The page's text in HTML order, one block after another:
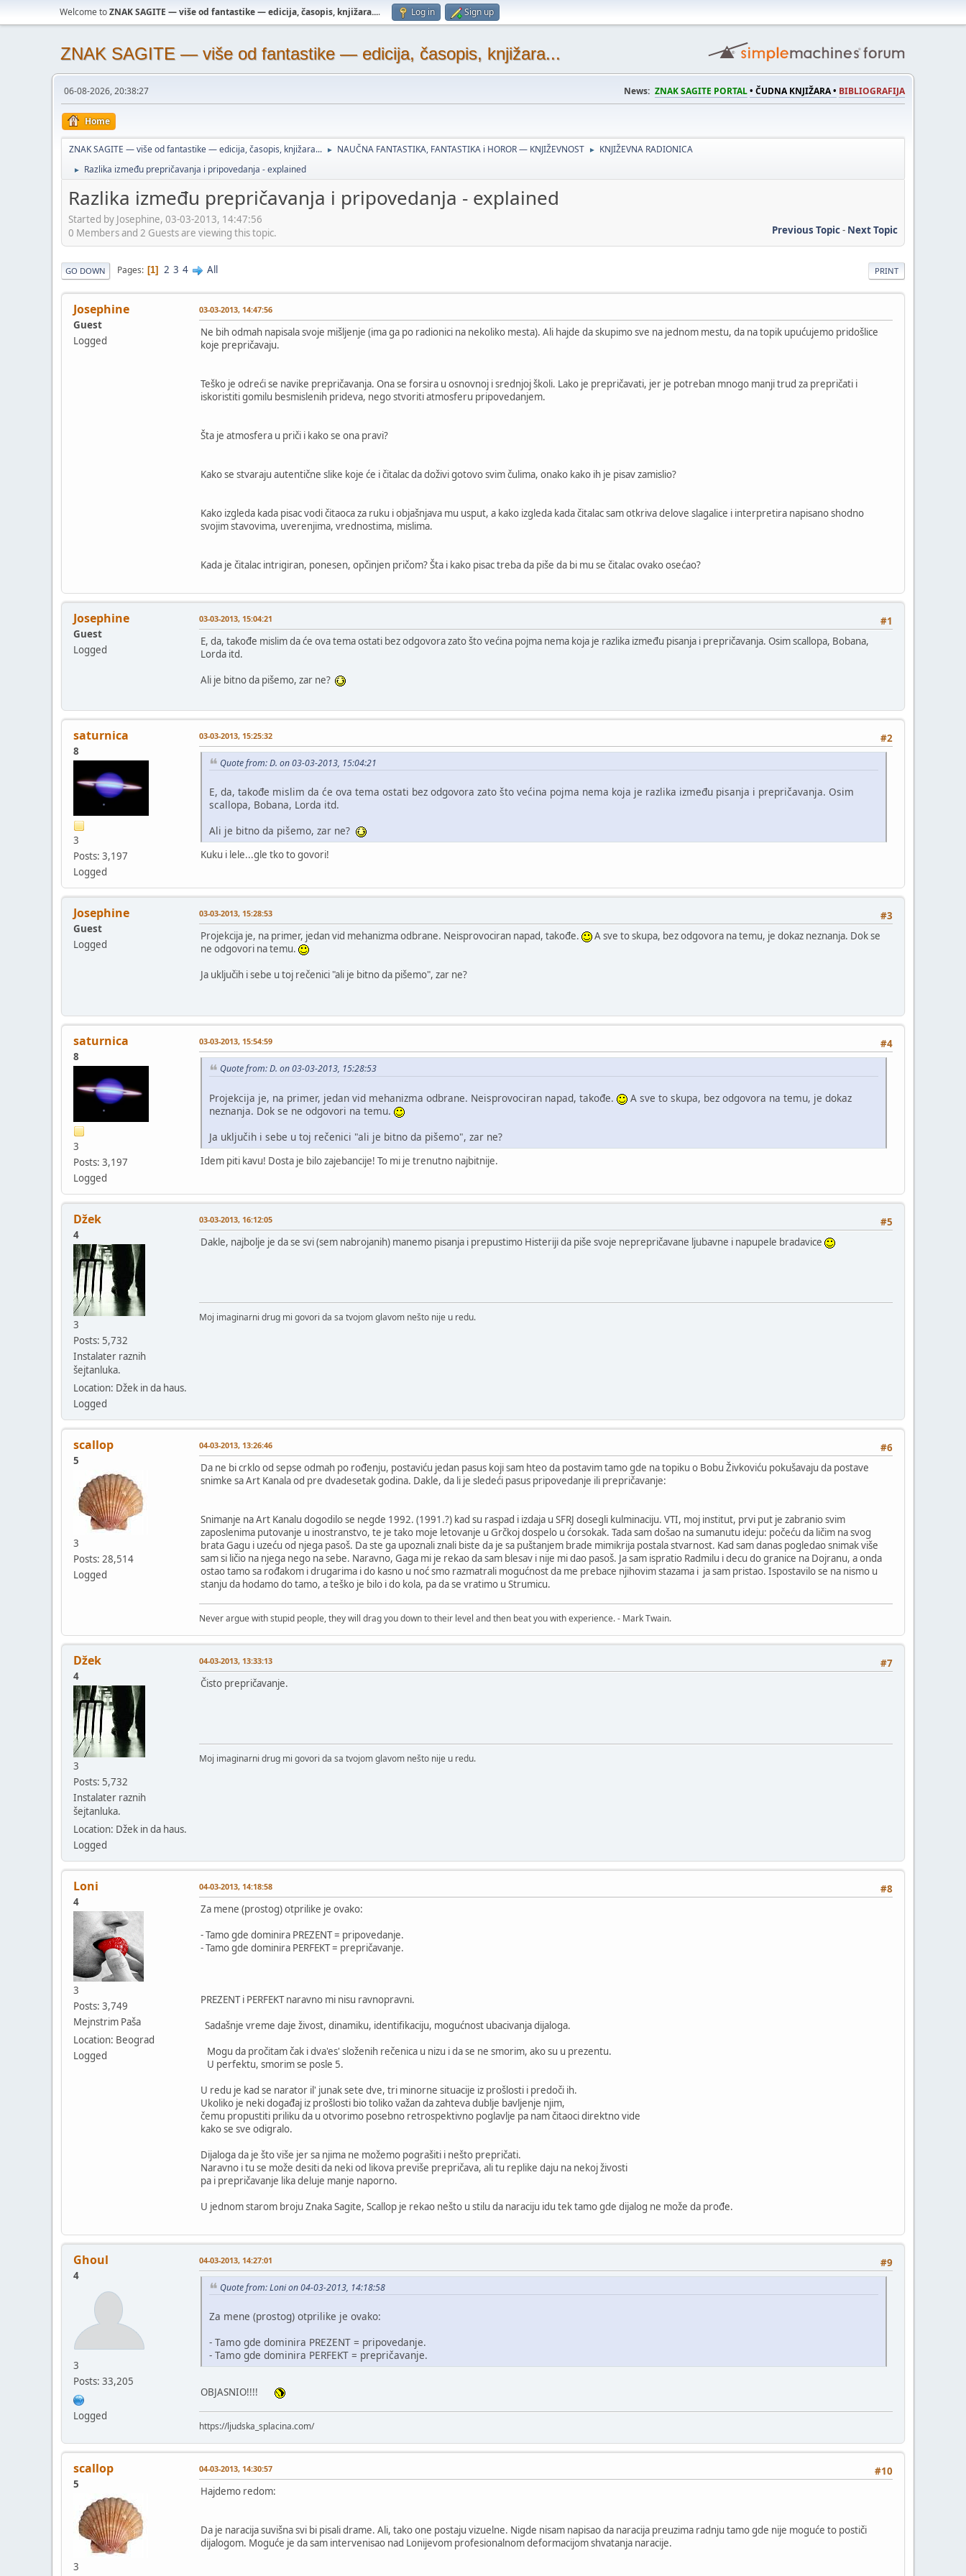
Welcome toZNAK SAGITE — više od fantastike — edicija, časopis, knjižara.... Log in Sign up
ZNAK SAGITE — više od fantastike — edicija, časopis, knjižara...
06-08-2026, 20:38:27 News: ZNAK SAGITE PORTAL• ČUDNA KNJIŽARA • BIBLIOGRAFIJA
Home
ZNAK SAGITE — više od fantastike — edicija, časopis, knjižara... ► NAUČNA FANTASTIKA, FANTASTIKA i HOROR — KNJIŽEVNOST ► KNJIŽEVNA RADIONICA
► Razlika između prepričavanja i pripovedanja - explained
Razlika između prepričavanja i pripovedanja - explained
Started by Josephine, 03-03-2013, 14:47:56
Previous Topic- Next Topic
0 Members and 2 Guests are viewing this topic.
PRINT
GO DOWN Pages 1 2 3 4 All
Josephine
Guest
Logged
03-03-2013, 14:47:56
Ne bih odmah napisala svoje mišljenje (ima ga po radionici na nekoliko mesta). Ali hajde da skupimo sve na jednom mestu, da na topik upućujemo pridošlice
koje prepričavaju.
Teško je odreći se navike prepričavanja. Ona se forsira u osnovnoj i srednjoj školi. Lako je prepričavati, jer je potreban mnogo manji trud za prepričati i
iskoristiti gomilu besmislenih prideva, nego stvoriti atmosferu pripovedanjem.
Šta je atmosfera u priči i kako se ona pravi?
Kako se stvaraju autentične slike koje će i čitalac da doživi gotovo svim čulima, onako kako ih je pisav zamislio?
Kako izgleda kada pisac vodi čitaoca za ruku i objašnjava mu usput, a kako izgleda kada čitalac sam otkriva delove slagalice i interpretira napisano shodno
svojim stavovima, uverenjima, vrednostima, mislima.
Kada je čitalac intrigiran, ponesen, opčinjen pričom? Šta i kako pisac treba da piše da bi mu se čitalac ovako osećao?
Josephine
Guest
Logged
#1
03-03-2013, 15:04:21
E, da, takođe mislim da će ova tema ostati bez odgovora zato što većina pojma nema koja je razlika između pisanja i prepričavanja. Osim scallopa, Bobana,
Lorda itd.
Ali je bitno da pišemo, zar ne?
saturnica
8
3
Posts: 3,197
Logged
#2
03-03-2013, 15:25:32
Quote from: D. on 03-03-2013, 15:04:21
E, da, takođe mislim da će ova tema ostati bez odgovora zato što većina pojma nema koja je razlika između pisanja i prepričavanja. Osim
scallopa, Bobana, Lorda itd.
Ali je bitno da pišemo, zar ne?
Kuku i lele...gle tko to govori!
Josephine
Guest
Logged
#3
03-03-2013, 15:28:53
Projekcija je, na primer, jedan vid mehanizma odbrane. Neisprovociran napad, takođe.
A sve to skupa, bez odgovora na temu, je dokaz neznanja. Dok se
ne odgovori na temu.
Ja uključih i sebe u toj rečenici "ali je bitno da pišemo", zar ne?
saturnica
8
3
Posts: 3,197
Logged
#4
03-03-2013, 15:54:59
Quote from: D. on 03-03-2013, 15:28:53
Projekcija je, na primer, jedan vid mehanizma odbrane. Neisprovociran napad, takođe.
A sve to skupa, bez odgovora na temu, je dokaz
neznanja. Dok se ne odgovori na temu.
Ja uključih i sebe u toj rečenici "ali je bitno da pišemo", zar ne?
Idem piti kavu! Dosta je bilo zajebancije! To mi je trenutno najbitnije.
Džek
4
3
Posts: 5,732
Instalater raznih
šejtanluka.
Location: Džek in da haus.
Logged
#5
03-03-2013, 16:12:05
Dakle, najbolje je da se svi (sem nabrojanih) manemo pisanja i prepustimo Histeriji da piše svoje neprepričavane ljubavne i napupele bradavice
Moj imaginarni drug mi govori da sa tvojom glavom nešto nije u redu.
scallop
5
3
Posts: 28,514
Logged
#6
04-03-2013, 13:26:46
Da ne bi crklo od sepse odmah po rođenju, postaviću jedan pasus koji sam hteo da postavim tamo gde na topiku o Bobu Živkoviću pokušavaju da postave
snimke sa Art Kanala od pre dvadesetak godina. Dakle, da li je sledeći pasus pripovedanje ili prepričavanje:
Snimanje na Art Kanalu dogodilo se negde 1992. (1991.?) kad su raspad i izdaja u SFRJ dosegli kulminaciju. VTI, moj institut, prvi put je zabranio svim
zaposlenima putovanje u inostranstvo, te je tako moje letovanje u Grčkoj dospelo u ćorsokak. Tada sam došao na sumanutu ideju: počeću da ličim na svog
brata Gagu i uzeću od njega pasoš. Da ste ga upoznali znali biste da je sa puštanjem brade mimikrija postala stvarnost. Kad sam danas pogledao snimak više
sam si ličio na njega nego na sebe. Naravno, Gaga mi je rekao da sam blesav i nije mi dao pasoš. Ja sam ispratio Radmilu i decu do granice na Dojranu, a onda
ostao tamo sa rođakom i drugarima i do kasno u noć smo razmatrali mogućnost da me prebace njihovim stazama i ja sam pristao. Ispostavilo se na nismo u
stanju da hodamo do tamo, a teško je bilo i do kola, pa da se vratimo u Strumicu.
Never argue with stupid people, they will drag you down to their level and then beat you with experience. - Mark Twain.
Džek
4
3
Posts: 5,732
Instalater raznih
šejtanluka.
Location: Džek in da haus.
Logged
#7
04-03-2013, 13:33:13
Čisto prepričavanje.
Moj imaginarni drug mi govori da sa tvojom glavom nešto nije u redu.
Loni
4
3
Posts: 3,749
Mejnstrim Paša
Location: Beograd
Logged
#8
04-03-2013, 14:18:58
Za mene (prostog) otprilike je ovako:
- Tamo gde dominira PREZENT = pripovedanje.
- Tamo gde dominira PERFEKT = prepričavanje.
PREZENT i PERFEKT naravno mi nisu ravnopravni.
Sadašnje vreme daje živost, dinamiku, identifikaciju, mogućnost ubacivanja dijaloga.
Mogu da pročitam čak i dva'es' složenih rečenica u nizu i da se ne smorim, ako su u prezentu.
U perfektu, smorim se posle 5.
U redu je kad se narator il' junak sete dve, tri minorne situacije iz prošlosti i predoči ih.
Ukoliko je neki događaj iz prošlosti bio toliko važan da zahteva dublje bavljenje njim,
čemu propustiti priliku da u otvorimo posebno retrospektivno poglavlje pa nam čitaoci direktno vide
kako se sve odigralo.
Dijaloga da je što više jer sa njima ne možemo pograšiti i nešto prepričati.
Naravno i tu se može desiti da neki od likova previše prepričava, ali tu replike daju na nekoj živosti
pa i prepričavanje lika deluje manje naporno.
U jednom starom broju Znaka Sagite, Scallop je rekao nešto u stilu da naraciju idu tek tamo gde dijalog ne može da prođe.
Ghoul
4
3
Posts: 33,205
Logged
#9
04-03-2013, 14:27:01
Quote from: Loni on 04-03-2013, 14:18:58
Za mene (prostog) otprilike je ovako:
- Tamo gde dominira PREZENT = pripovedanje.
- Tamo gde dominira PERFEKT = prepričavanje.
OBJASNIO!!!!
https://ljudska_splacina.com/
scallop
5
3
#10
04-03-2013, 14:30:57
Hajdemo redom:
Da je naracija suvišna svi bi pisali drame. Ali, tako one postaju vizuelne. Nigde nisam napisao da naracija preuzima radnju tamo gde nije moguće to postiči
dijalogom. Moguće je da sam intervenisao nad Lonijevom profesionalnom deformacijom shvatanja naracije.